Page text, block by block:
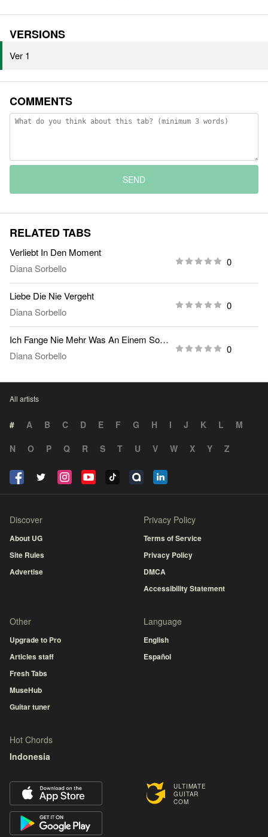
VERSIONS
Ver 1
COMMENTS
SEND
RELATED TABS
Verliebt In Den Moment
Diana Sorbello
0
Liebe Die Nie Vergeht
Diana Sorbello
0
Ich Fange Nie Mehr Was An Einem Sonntag An
Diana Sorbello
0
All artists
# A B C D E F G H I J K L
M
N
O P Q R S T U V W X Y Z
ULTIMATE
GUITAR
COM
Discover
About UG
Site Rules
Advertise
Privacy Policy
Terms of Service
Privacy Policy
DMCA
Accessibility Statement
Other
Upgrade to Pro
Articles staff
Fresh Tabs
MuseHub
Guitar tuner
Language
English
Español
Hot Chords
Indonesia